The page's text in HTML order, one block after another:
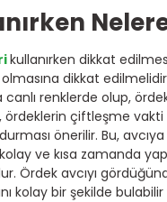
kullanırken dikkat
dikkat
renklerde olup,
çiftleşme vakti
önerilir. Bu,
ve kısa zamanda
Ördek avcıyı
kolay bir şekilde